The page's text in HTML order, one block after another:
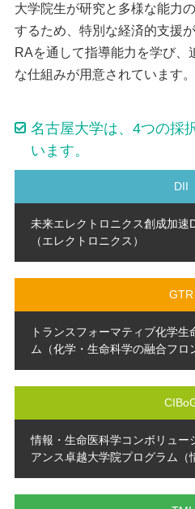
大学院生が研究と多様な能力
するため、特別な経済的支援
RAを通して指導能力を学び、
な仕組みが用意されています。
名古屋大学は、4つの採
います。
DII
未来エレクトロニクス創成加速
（エレクトロニクス）
GTR
トランスフォーマティブ化学
ム（化学・生命科学の融合フロ
情報・生命医科学コンボリュー
アンス卓越大学院プログラム（